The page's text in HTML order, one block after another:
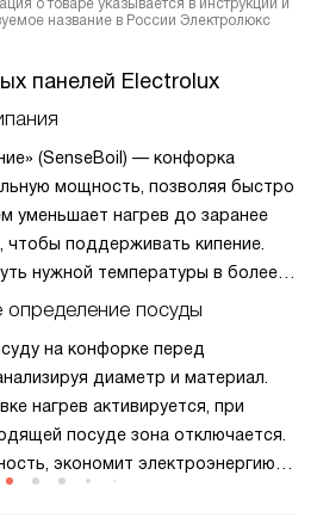
о товаре указывается в инструкции и
название в России Электролюкс
панелей Electrolux
(SenseBoil) — конфорка
мощность, позволяя быстро
уменьшает нагрев до заранее
чтобы поддерживать кипение.
нужной температуры в более
обратите внимание, что для
должна быть холодной.
определение посуды
на конфорке перед
диаметр и материал.
нагрев активируется, при
посуде зона отключается.
экономит электроэнергию